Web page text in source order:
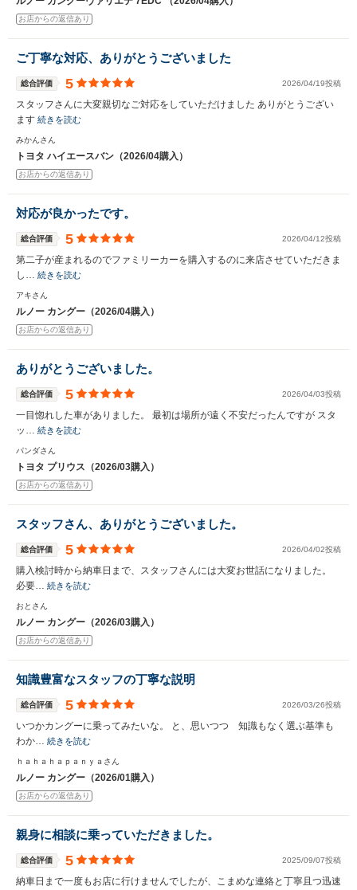
お店からの返信あり
ご丁寧な対応、ありがとうございました
総合評価 5 2026/04/19投稿
スタッフさんに大変親切なご対応をしていただけました ありがとうござい
ます 続きを読む
みかんさん
トヨタ ハイエースバン（2026/04購入）
お店からの返信あり
対応が良かったです。
総合評価 5 2026/04/12投稿
第二子が産まれるのでファミリーカーを購入するのに来店させていただきま
し… 続きを読む
アキさん
ルノー カングー（2026/04購入）
お店からの返信あり
ありがとうございました。
総合評価 5 2026/04/03投稿
一目惚れした車がありました。 最初は場所が遠く不安だったんですが スタ
ッ… 続きを読む
パンダさん
トヨタ プリウス（2026/03購入）
お店からの返信あり
スタッフさん、ありがとうございました。
総合評価 5 2026/04/02投稿
購入検討時から納車日まで、スタッフさんには大変お世話になりました。
必要… 続きを読む
おとさん
ルノー カングー（2026/03購入）
お店からの返信あり
知識豊富なスタッフの丁寧な説明
総合評価 5 2026/03/26投稿
いつかカングーに乗ってみたいな。 と、思いつつ 知識もなく選ぶ基準も
わか… 続きを読む
ｈａｈａｈａｐａｎｙａさん
ルノー カングー（2026/01購入）
お店からの返信あり
親身に相談に乗っていただきました。
総合評価 5 2025/09/07投稿
納車日まで一度もお店に行けませんでしたが、こまめな連絡と丁寧且つ迅速